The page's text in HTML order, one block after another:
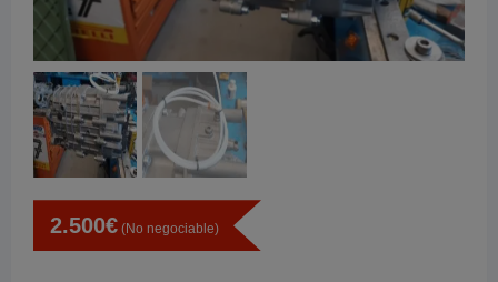
2.500€ (No negociable)